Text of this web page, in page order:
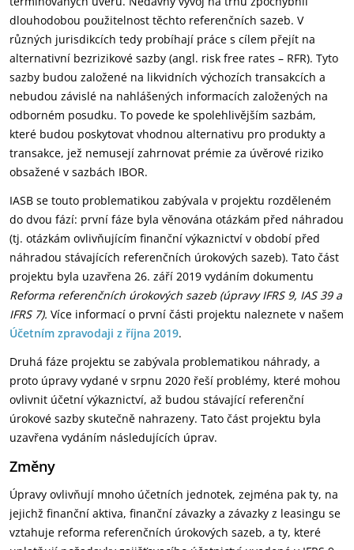
dlouhodobou použitelnost těchto referenčních sazeb. V
různých jurisdikcích tedy probíhají práce s cílem přejít na
alternativní bezrizikové sazby (angl. risk free rates – RFR). Tyto
sazby budou založené na likvidních výchozích transakcích a
nebudou závislé na nahlášených informacích založených na
odborném posudku. To povede ke spolehlivějším sazbám,
které budou poskytovat vhodnou alternativu pro produkty a
transakce, jež nemusejí zahrnovat prémie za úvěrové riziko
obsažené v sazbách IBOR.
IASB se touto problematikou zabývala v projektu rozděleném
do dvou fází: první fáze byla věnována otázkám před náhradou
(tj. otázkám ovlivňujícím finanční výkaznictví v období před
náhradou stávajících referenčních úrokových sazeb). Tato část
projektu byla uzavřena 26. září 2019 vydáním dokumentu
Reforma referenčních úrokových sazeb (úpravy IFRS 9, IAS 39 a
IFRS 7). Více informací o první části projektu naleznete v našem
Účetním zpravodaji z října 2019.
Druhá fáze projektu se zabývala problematikou náhrady, a
proto úpravy vydané v srpnu 2020 řeší problémy, které mohou
ovlivnit účetní výkaznictví, až budou stávající referenční
úrokové sazby skutečně nahrazeny. Tato část projektu byla
uzavřena vydáním následujících úprav.
Změny
Úpravy ovlivňují mnoho účetních jednotek, zejména pak ty, na
jejichž finanční aktiva, finanční závazky a závazky z leasingu se
vztahuje reforma referenčních úrokových sazeb, a ty, které